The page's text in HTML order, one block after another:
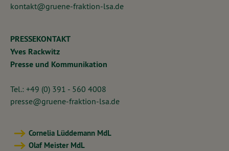
kontakt@gruene-fraktion-lsa.de
PRESSEKONTAKT
Yves Rackwitz
Presse und Kommunikation
Tel.: +49 (0) 391 - 560 4008
presse@gruene-fraktion-lsa.de
Cornelia Lüddemann MdL
Olaf Meister MdL